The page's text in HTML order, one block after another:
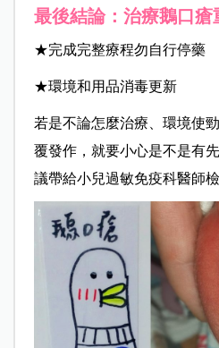
最後結論：治療鵝口瘡
★完成完整療程勿自行停藥
★環境和用品消毒更新
若是不論怎麼治療、環境使勁
覆發作， 就要小心是不是有
議帶給小兒過敏免疫科醫師檢